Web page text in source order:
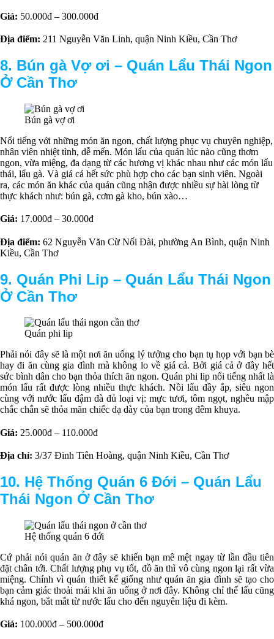
Giá: 50.000đ – 300.000đ
Địa điểm: 211 Nguyễn Văn Linh, quận Ninh Kiều, Cần Thơ
8. Bún gà Vợ ơi – Quán Lẩu Thái Ngon
Ở Cần Thơ
Bún gà vợ ơi
Nổi tiếng với những món ăn ngon, chất lượng phục vụ chuyên nghiệp,
nhân viên nhiệt tình, dễ mến. Món lẩu của quán lúc nào cũng thơm
ngon, vừa miệng, đa dạng từ các hương vị khác nhau như các món lẩu
thái, lẩu gà. Và giá cả hết sức phù hợp cho các bạn sinh viên. Ngoài
ra, các món ăn khác của quán cũng nhận được nhiều sự hài lòng từ
thực khách như: bún gà, cơm gà kho, bún xào…
Giá: 17.000đ – 30.000đ
Địa điểm: 62 Nguyễn Văn Cừ Nối Đài, phường An Bình, quận Ninh
Kiều, Cần Thơ
9. Quán Phi Lip – Quán Lẩu Thái Ngon
Ở Cần Thơ
Quán phi lip
Phải nói đây sẽ là một nơi ăn uống lý tưởng cho bạn tụ họp với bạn bè
hay đi ăn cùng gia đình mà không lo về giá cả. Bởi giá cả ở đây hết
sức bình dân cho bạn thỏa thích ăn ngon. Quán phi lip nổi tiếng nhất là
món lẩu rất được lòng nhiều thực khách. Nồi lẩu đầy ắp, siêu ngon
cùng với nước lẩu đậm đà đủ loại vị: mực tươi, tôm ngọt, nghêu mập
chắc chắn sẽ thỏa mãn chiếc dạ dày của bạn trong đêm khuya.
Giá: 25.000đ – 110.000đ
Địa chỉ: 3/37 Đinh Tiên Hoàng, quận Ninh Kiều, Cần Thơ
10. Hệ Thống Quán 6 Đới – Quán Lẩu
Thái Ngon Ở Cần Thơ
Hệ thống quán 6 đới
Cứ phải nói quán ăn ở đây sẽ khiến bạn mê mệt ngay từ lần đầu tiên
đặt chân tới. Chất lượng phụ vụ tốt, đồ ăn thì vô cùng ngon lại rất vừa
miệng. Chính vì quán thiết kế giống như quán ăn gia đình sẽ tạo cho
bạn cảm giác thoải mái khi ăn uống ở nơi đây. Không chỉ thể lẩu cũng
khá ngon, bắt mắt từ nước lẩu cho đến nguyên liệu đi kèm.
Giá: 100.000đ – 500.000đ